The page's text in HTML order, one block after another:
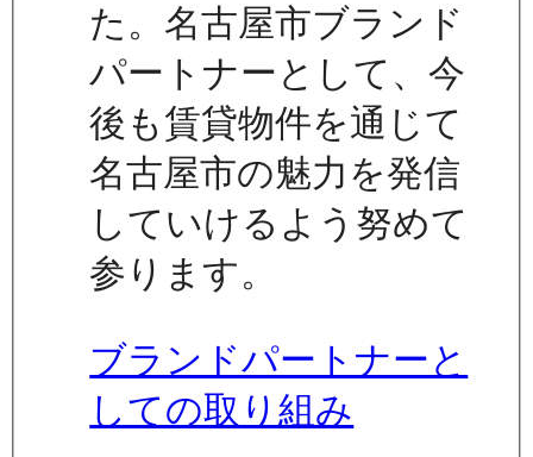
た。名古屋市ブランド
パートナーとして、今
後も賃貸物件を通じて
名古屋市の魅力を発信
していけるよう努めて
参ります。
ブランドパートナーと
しての取り組み